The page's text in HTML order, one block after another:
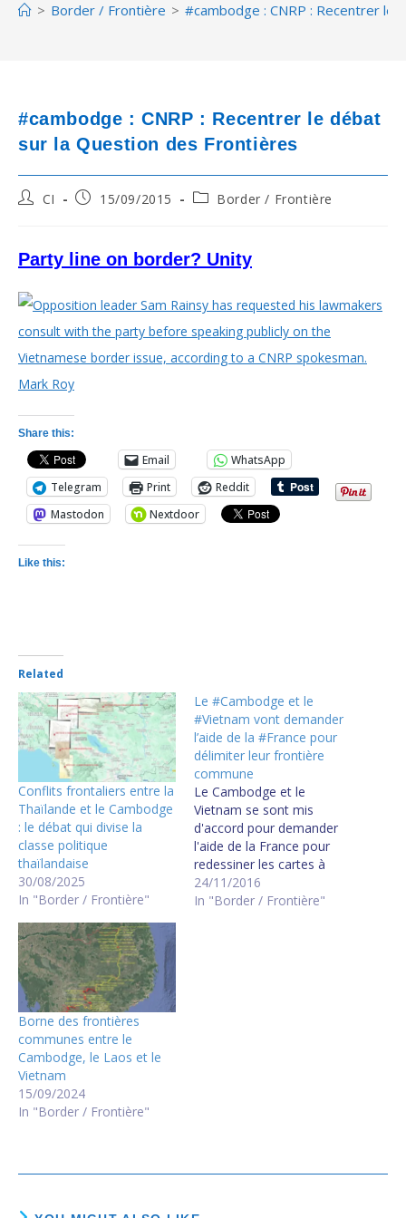
> Border / Frontière > #cambodge : CNRP : Recentrer le
#cambodge : CNRP : Recentrer le débat
sur la Question des Frontières
PostCI
Post15/09/2015
PostBorder / Frontière
Party line on border? Unity
Share this:
Email
WhatsApp
Telegram
Print
Reddit
Mastodon
Nextdoor
Like this:
Related
Conflits frontaliers entre la
Thaïlande et le Cambodge
: le débat qui divise la
classe politique
thaïlandaise
30/08/2025
In "Border / Frontière"
Le #Cambodge et le
#Vietnam vont demander
l’aide de la #France pour
délimiter leur frontière
commune
Le Cambodge et le
Vietnam se sont mis
d'accord pour demander
l'aide de la France pour
redessiner les cartes à
l'échelle 1/50 000 à partir
des cartes à l'échelle
24/11/2016
In "Border / Frontière"
Borne des frontières
communes entre le
Cambodge, le Laos et le
Vietnam
15/09/2024
In "Border / Frontière"